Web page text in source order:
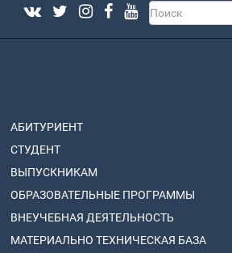
АБИТУРИЕНТ
СТУДЕНТ
ВЫПУСКНИКАМ
ОБРАЗОВАТЕЛЬНЫЕ ПРОГРАММЫ
ВНЕУЧЕБНАЯ ДЕЯТЕЛЬНОСТЬ
МАТЕРИАЛЬНО ТЕХНИЧЕСКАЯ БАЗА